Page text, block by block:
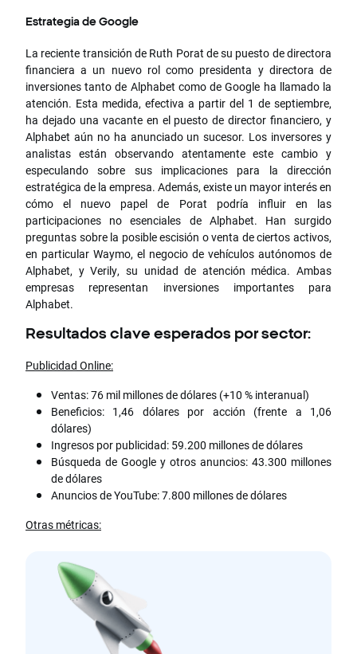
Estrategia de Google
La reciente transición de Ruth Porat de su puesto de directora
financiera a un nuevo rol como presidenta y directora de
inversiones tanto de Alphabet como de Google ha llamado la
atención. Esta medida, efectiva a partir del 1 de septiembre,
ha dejado una vacante en el puesto de director financiero, y
Alphabet aún no ha anunciado un sucesor. Los inversores y
analistas están observando atentamente este cambio y
especulando sobre sus implicaciones para la dirección
estratégica de la empresa. Además, existe un mayor interés en
cómo el nuevo papel de Porat podría influir en las
participaciones no esenciales de Alphabet. Han surgido
preguntas sobre la posible escisión o venta de ciertos activos,
en particular Waymo, el negocio de vehículos autónomos de
Alphabet, y Verily, su unidad de atención médica. Ambas
empresas representan inversiones importantes para
Alphabet.
Resultados clave esperados por sector:
Publicidad Online:
Ventas: 76 mil millones de dólares (+10 % interanual)
Beneficios: 1,46 dólares por acción (frente a 1,06
dólares)
Ingresos por publicidad: 59.200 millones de dólares
Búsqueda de Google y otros anuncios: 43.300 millones
de dólares
Anuncios de YouTube: 7.800 millones de dólares
Otras métricas: